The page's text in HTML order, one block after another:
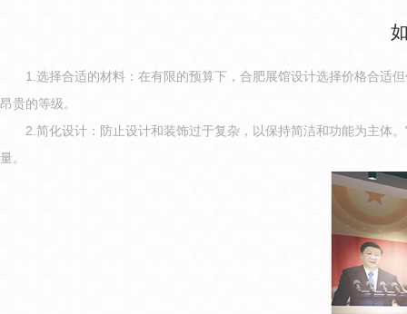
1.选择合适的材料：在有限的预算下，合肥展馆设计选择价格合适
昂贵的等级。
2.简化设计：防止设计和装饰过于复杂，以保持简洁和功能为主体
量。